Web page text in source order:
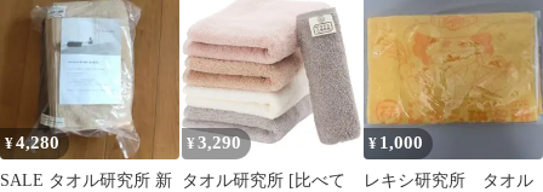
タオル研究所
ド ^^n
¥4,280
SALE タオル研究所 新
¥3,290
タオル研究所 [比べて
¥ 1,000
レキシ研究所 タオル